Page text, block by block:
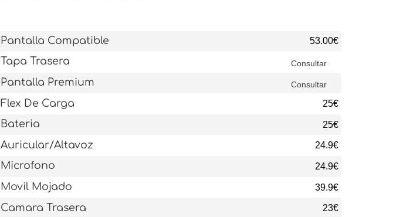
Pantalla Compatible 53.00€
Tapa Trasera Consultar
Pantalla Premium Consultar
Flex De Carga 25€
Bateria 25€
Auricular/Altavoz 24.9€
Microfono 24.9€
Movil Mojado 39.9€
Camara Trasera 23€